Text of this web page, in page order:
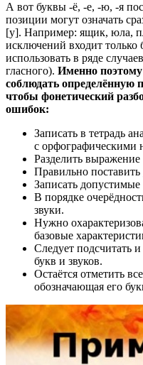
А вот буквы -ё, -е, -ю, -я
позиции могут означать
[у]. Например: ящик, юла,
исключений входит
использовать в ряде
гласного). Именно
соблюдать определённую
чтобы фонетический
ошибок:
Записать в тетрадь
с орфографическими
Разделить выражение
Правильно поставить
Записать
В порядке
звуки.
Нужно
базовые
Следует подсчитать и
букв и звуков.
Остаётся отметить
обозначающая его